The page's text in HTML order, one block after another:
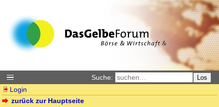
Suche: Los
Login
zurück zur Hauptseite